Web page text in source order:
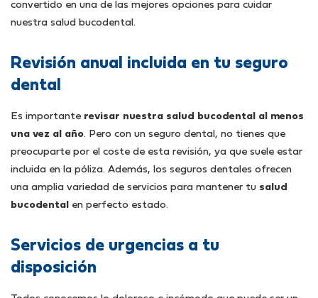
convertido en una de las mejores opciones para cuidar
nuestra salud bucodental.
Revisión anual incluida en tu seguro
dental
Es importante revisar nuestra salud bucodental al menos
una vez al año. Pero con un seguro dental, no tienes que
preocuparte por el coste de esta revisión, ya que suele estar
incluida en la póliza. Además, los seguros dentales ofrecen
una amplia variedad de servicios para mantener tu salud
bucodental en perfecto estado.
Servicios de urgencias a tu
disposición